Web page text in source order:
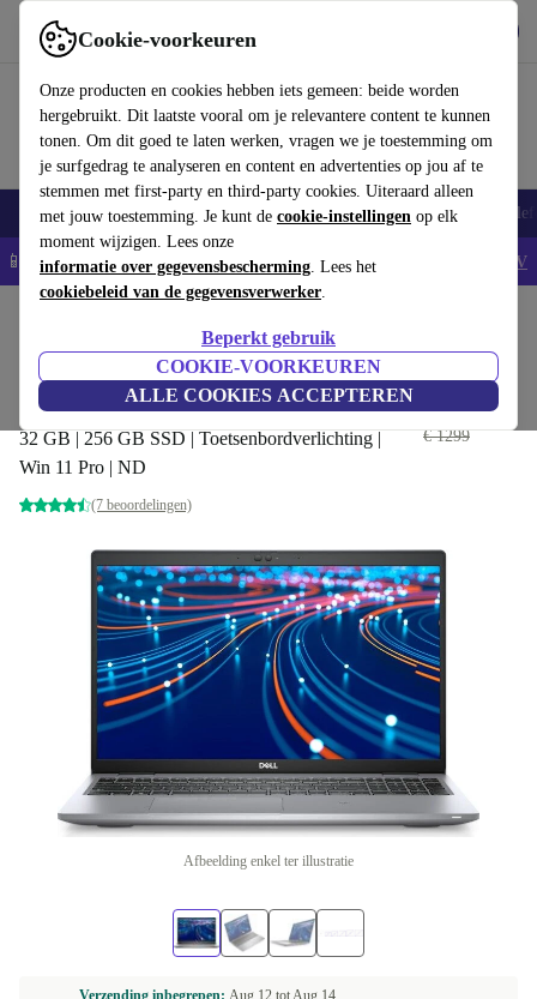
Cookie-voorkeuren
Onze producten en cookies hebben iets gemeen: beide worden
hergebruikt. Dit laatste vooral om je relevantere content te kunnen
tonen. Om dit goed te laten werken, vragen we je toestemming om
je surfgedrag te analyseren en content en advertenties op jou af te
stemmen met first-party en third-party cookies. Uiteraard alleen
met jouw toestemming. Je kunt de cookie-instellingen op elk
moment wijzigen. Lees onze
informatie over gegevensbescherming. Lees het
cookiebeleid van de gegevensverwerker.
Beperkt gebruik
COOKIE-VOORKEUREN
ALLE COOKIES ACCEPTEREN
Gebruik refurbed snel en eenvoudig
Smartphones Laptops Tablets Smartwatches Accessoires
📱5% EXTRA korting op alle iPhones – Code: IPHONEDEAL - AV
Dell Latitude 5520 | i5-1135G7 |
15.6"
32 GB | 256 GB SSD | Toetsenbordverlichting |
Win 11 Pro | ND
(7 beoordelingen)
€ 565,49
€ 1299
Afbeelding enkel ter illustratie
Verzending inbegrepen: Aug 12 totAug 14